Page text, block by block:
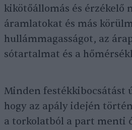
kikötőállomás és érzékelő
áramlatokat és más
hullámmagasságot, az
sótartalmat és a
Minden festékkibocsátást
hogy az apály idején
a torkolatból a part menti